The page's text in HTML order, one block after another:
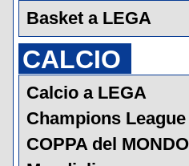
Basket a LEGA
CALCIO
Calcio a LEGA
Champions League
COPPA del MONDO